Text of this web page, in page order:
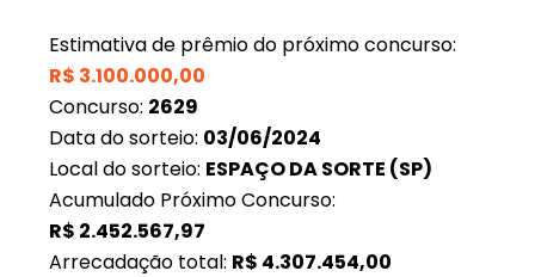
Estimativa de prêmio do próximo concurso:
R$ 3.100.000,00
Concurso: 2629
Data do sorteio: 03/06/2024
Local do sorteio: ESPAÇO DA SORTE (SP)
Acumulado Próximo Concurso:
R$ 2.452.567,97
Arrecadação total: R$ 4.307.454,00